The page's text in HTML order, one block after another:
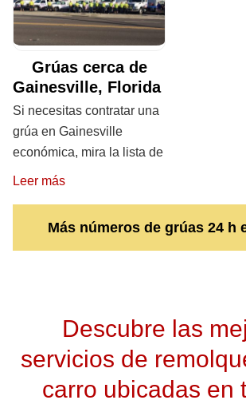
Grúas cerca de
Gainesville, Florida
Si necesitas contratar una
grúa en Gainesville
económica, mira la lista de
Leer más
Más números de grúas 24 h
Descubre las
servicios de
carro ubicadas en